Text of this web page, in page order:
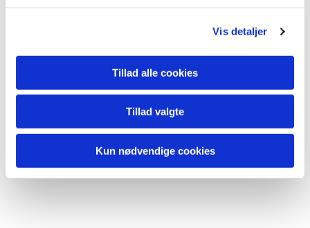
Vis detaljer
Tillad alle cookies
Tillad valgte
Kun nødvendige cookies
Du vil måske også kunne lide...